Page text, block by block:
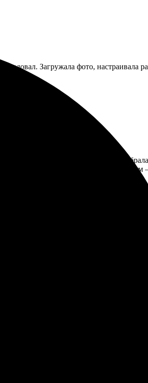
Загружала фото, настраивала
загрузила изображение на сайте,
изображение порадовало качеством
превзошел ожидания!
и отправила заказ. Печать на
возможность отслеживать статус.